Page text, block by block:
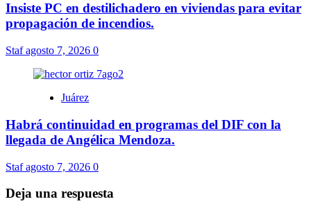
Insiste PC en destilichadero en viviendas para evitar
propagación de incendios.
Stafagosto 7, 2026 0
Juárez
Habrá continuidad en programas del DIF con la
llegada de Angélica Mendoza.
Stafagosto 7, 2026 0
Deja una respuesta